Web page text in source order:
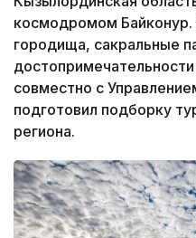
космодромом Байконур.
городища, сакральные
совместно с
подготовил подборку
региона.